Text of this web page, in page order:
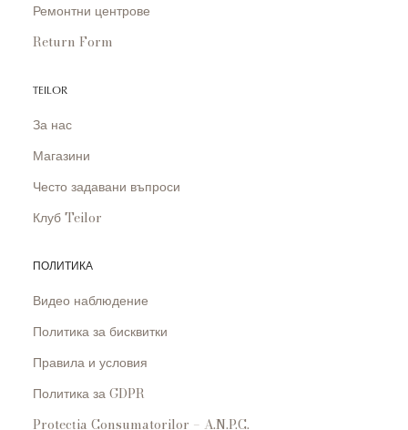
Ремонтни центрове
Return Form
TEILOR
За нас
Магазини
Често задавани въпроси
Клуб Teilor
ПОЛИТИКА
Видео наблюдение
Политика за бисквитки
Правила и условия
Политика за GDPR
Protecția Consumatorilor – A.N.P.C.